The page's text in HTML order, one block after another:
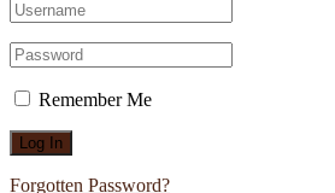
Remember Me
Forgotten Password?